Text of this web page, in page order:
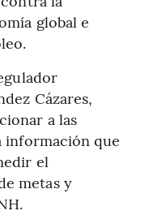
global e
Cázares,
a las
información que
el
metas y